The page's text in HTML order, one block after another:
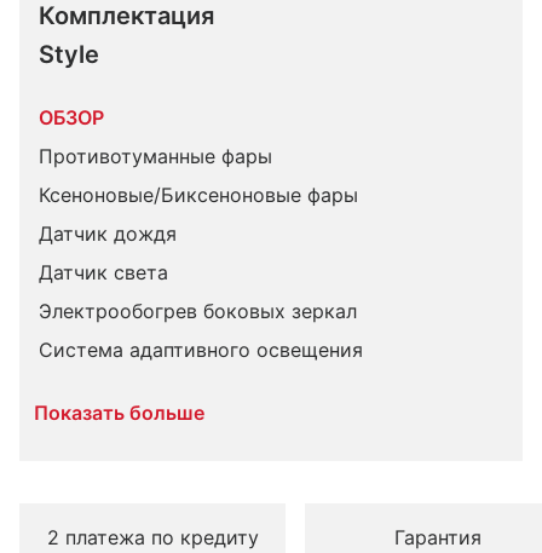
Комплектация
Style
ОБЗОР
Противотуманные фары
Ксеноновые/Биксеноновые фары
Датчик дождя
Датчик света
Электрообогрев боковых зеркал
Система адаптивного освещения
Показать больше
2 платежа по кредиту
Гарантия